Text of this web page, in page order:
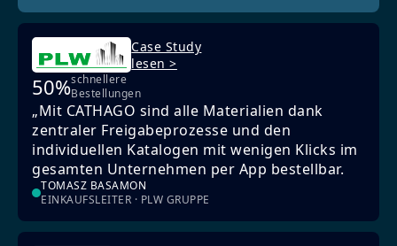
Case Study
lesen >
50%schnellere
Bestellungen
„Mit CATHAGO sind alle Materialien dank
zentraler Freigabeprozesse und den
individuellen Katalogen mit wenigen Klicks im
gesamten Unternehmen per App bestellbar.
TOMASZ BASAMON
EINKAUFSLEITER · PLW GRUPPE